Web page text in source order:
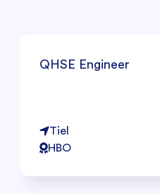
QHSE Engineer
Tiel
HBO